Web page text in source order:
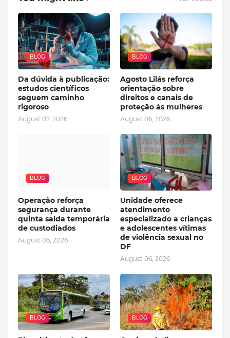
BLOG
Da dúvida à publicação:
estudos científicos
seguem caminho
rigoroso
August 07, 2026
BLOG
Agosto Lilás reforça
orientação sobre
direitos e canais de
proteção às mulheres
August 06, 2026
BLOG
Operação reforça
segurança durante
quinta saída temporária
de custodiados
August 06, 2026
BLOG
Unidade oferece
atendimento
especializado a crianças
e adolescentes vítimas
de violência sexual no
DF
August 06, 2026
BLOG BLOG